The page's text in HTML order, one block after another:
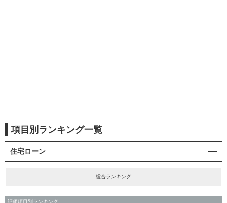
項目別ランキング一覧
住宅ローン
総合ランキング
評価項目別ランキング